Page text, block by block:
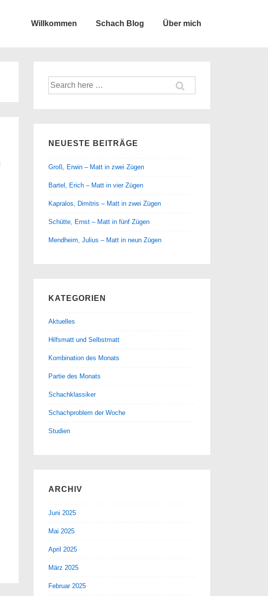
Willkommen Schach Blog Über mich
Suche
nach:
NEUESTE BEITRÄGE
Groß, Erwin – Matt in zwei Zügen
Bartel, Erich – Matt in vier Zügen
Kapralos, Dimitris – Matt in zwei Zügen
Schütte, Ernst – Matt in fünf Zügen
Mendheim, Julius – Matt in neun Zügen
KATEGORIEN
Aktuelles
Hilfsmatt und Selbstmatt
Kombination des Monats
Partie des Monats
Schachklassiker
Schachproblem der Woche
Studien
ARCHIV
Juni 2025
Mai 2025
April 2025
März 2025
Februar 2025